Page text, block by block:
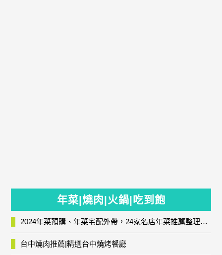
年菜|燒肉|火鍋|吃到飽
2024年菜預購、年菜宅配外帶，24家名店年菜推薦整理，圍爐輕鬆上菜團圓趣
台中燒肉推薦|精選台中燒烤餐廳